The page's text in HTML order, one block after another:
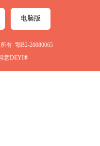
电脑版
有 鄂B2-20080065
意DEYI®